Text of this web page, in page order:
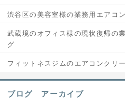
渋谷区の美容室様の業務用エアコ
武蔵境のオフィス様の現状復帰の
グ
フィットネスジムのエアコンクリ
ブログ アーカイブ